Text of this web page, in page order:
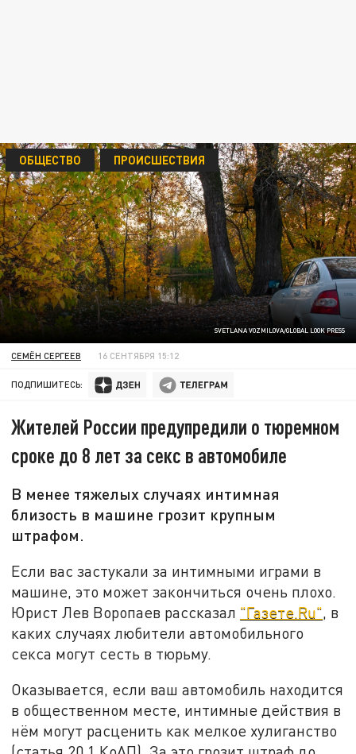
SVETLANA VOZMILOVA/GLOBAL LOOK PRESS
ОБЩЕСТВО ПРОИСШЕСТВИЯ
СЕМЁН СЕРГЕЕВ 16 СЕНТЯБРЯ 15:12
ПОДПИШИТЕСЬ:
Жителей России предупредили о тюремном
сроке до 8 лет за секс в автомобиле
В менее тяжелых случаях интимная
близость в машине грозит крупным
штрафом.
Если вас застукали за интимными играми в
машине, это может закончиться очень плохо.
Юрист Лев Воропаев рассказал "Газете.Ru", в
каких случаях любители автомобильного
секса могут сесть в тюрьму.
Оказывается, если ваш автомобиль находится
в общественном месте, интимные действия в
нём могут расценить как мелкое хулиганство